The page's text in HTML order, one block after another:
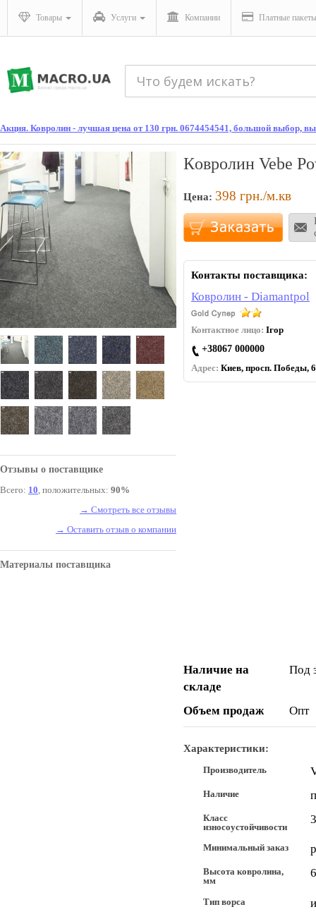
Товары Услуги Компании Платные пакеты
Акция. Ковролин - лучшая цена от 130 грн. 0674454541, большой выбор,
Отзывы о поставщике
Всего: 10, положительных: 90%
→ Смотреть все отзывы
→ Оставить отзыв о компании
Материалы поставщика
Кoврoлин Vebe
Цена: 398 грн./м.кв
Контакты поставщика:
Ковролин - Diamantpol
Контактное лицо: Ігор
+38067 000000
Адрес: Киев, просп. Победы,
Наличие на
складе
Под
Объем продаж Опт
Характеристики:
Производитель
Наличие
Класс
износоустойчивости
Минимальный заказ
Высота ковролина,
мм
Тип ворса